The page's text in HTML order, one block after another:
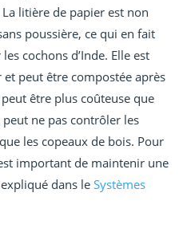
litière de papier est non
poussière, ce qui en fait
cochons d’Inde. Elle est
peut être compostée après
être plus coûteuse que
peut ne pas contrôler les
les copeaux de bois. Pour
important de maintenir une
dans leSystèmes